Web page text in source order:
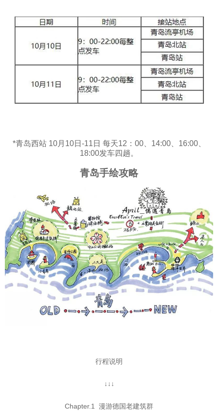
*青岛西站 10月10日-11日 每天12：00、14:00、16:00、
18:00发车四趟。
青岛手绘攻略
行程说明
↓↓↓
Chapter.1 漫游德国老建筑群